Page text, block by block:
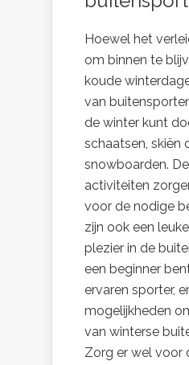
Hoewel het
om binnen te
koude
van
de winter kunt
schaatsen, skiën
snowboarden.
activiteiten
voor de nodige
zijn ook een
plezier in de
een beginner
ervaren sporter,
mogelijkheden
van winterse
Zorg er wel voor